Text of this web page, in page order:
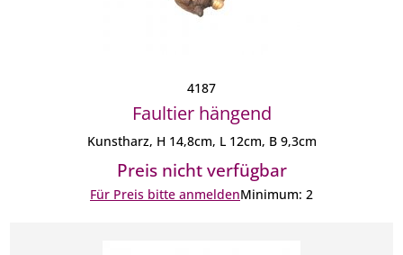
4187
Faultier hängend
Kunstharz, H 14,8cm, L 12cm, B 9,3cm
Preis nicht verfügbar
Für Preis bitte anmeldenMinimum: 2